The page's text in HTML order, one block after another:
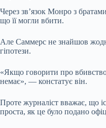
Через зв’язок Монро з
що її могли вбити.
Але Саммерс не знайшов
гіпотези.
«Якщо говорити про
немає», — констатує він.
Проте журналіст вважає, що
проста, як це було подано